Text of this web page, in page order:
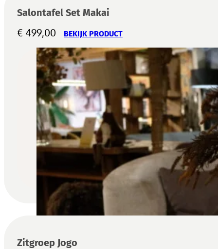
Salontafel Set Makai
€ 499,00 BEKIJK PRODUCT
Zitgroep Jogo